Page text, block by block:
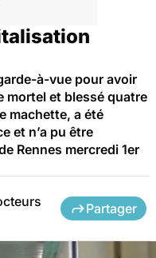
à-vue pour avoir
mortel et blessé quatre
machette, a été
et n’a pu être
Rennes mercredi 1er
Partager